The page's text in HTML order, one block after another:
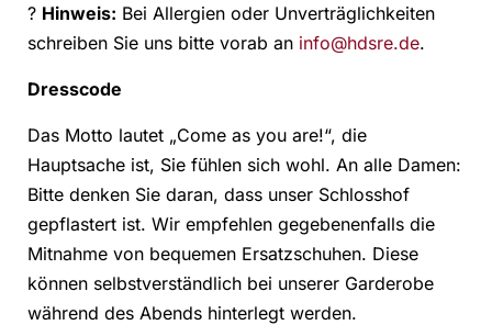
? Hinweis: Bei Allergien oder Unverträglichkeiten
schreiben Sie uns bitte vorab an info@hdsre.de.
Dresscode
Das Motto lautet „Come as you are!“, die
Hauptsache ist, Sie fühlen sich wohl. An alle Damen:
Bitte denken Sie daran, dass unser Schlosshof
gepflastert ist. Wir empfehlen gegebenenfalls die
Mitnahme von bequemen Ersatzschuhen. Diese
können selbstverständlich bei unserer Garderobe
während des Abends hinterlegt werden.